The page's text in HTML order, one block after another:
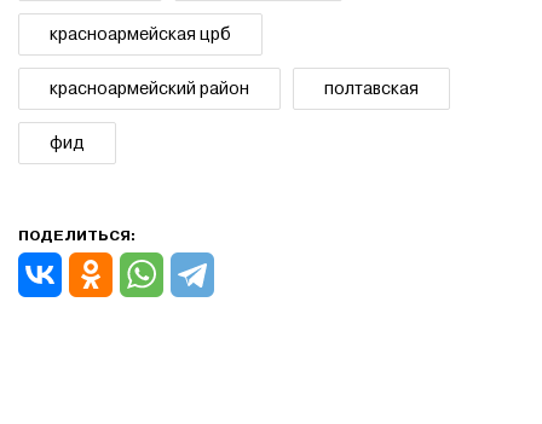
красноармейская црб
красноармейский район полтавская
фид
ПОДЕЛИТЬСЯ: